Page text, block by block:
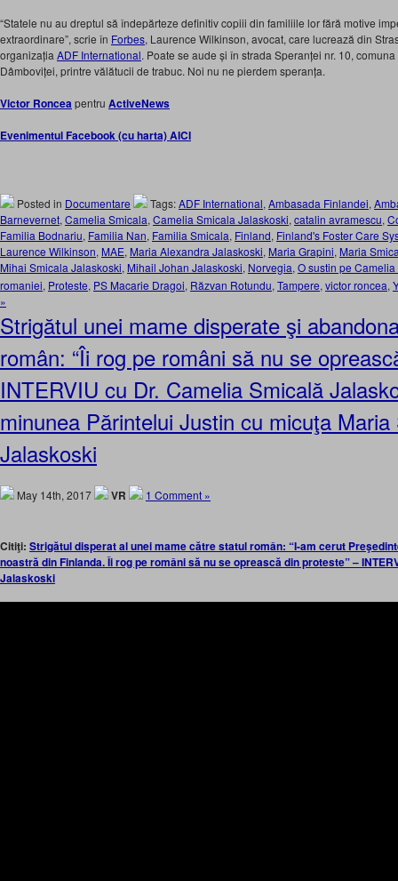
“Statele nu au dreptul să îndepărteze definitiv copiii din familiile lor fără motive
extraordinare”, scrie în Forbes, Laurence Wilkinson, avocat, care lucrează din
organizația ADF International. Poate se aude și în strada Speranței nr. 10,
Dâmboviței, printre vălătucii de trabuc. Noi nu ne pierdem speranța.
Victor Ronceapentru ActiveNews
Evenimentul Facebook (cu harta) AICI
Posted in Documentare Tags:ADF International, Ambasada Finlandei,
Barnevernet, Camelia Smicala, Camelia Smicala Jalaskoski, catalin avramescu,
Familia Bodnariu, Familia Nan, Familia Smicala, Finland, Finland's Foster Care
Laurence Wilkinson, MAE, Maria Alexandra Jalaskoski, Maria Grapini, Maria
Mihai Smicala Jalaskoski, Mihail Johan Jalaskoski, Norvegia, O sustin pe
romaniei, Proteste, PS Macarie Dragoi, Răzvan Rotundu, Tampere, victor roncea,
»
Strigătul unei mame disperate şi
român: “Îi rog pe români să nu se
INTERVIU cu Dr. Camelia Smicală
minunea Părintelui Justin cu micuţa Maria
Jalaskoski
May 14th, 2017 VR 1 Comment »
Citiţi: Strigătul disperat al unei mame către statul român: “I-am cerut
noastră din Finlanda. Îi rog pe români să nu se oprească din proteste” –
Jalaskoski